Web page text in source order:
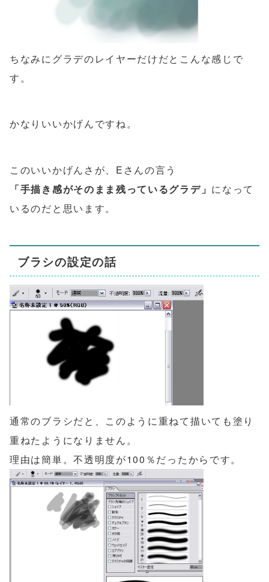
ちなみにグラデのレイヤーだけだとこんな感じで
す。
かなりいいかげんですね。
このいいかげんさが、Eさんの言う
「手描き感がそのまま残っているグラデ」 になって
いるのだと思います。
ブラシの設定の話
通常のブラシだと、このように重ねて描いても塗り
重ねたようになりません。
理由は簡単。不透明度が100％だったからです。